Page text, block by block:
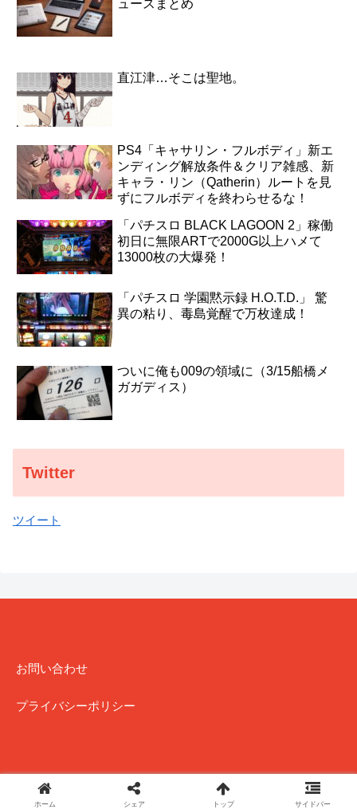
ュースまとめ
直江津…そこは聖地。
PS4「キャサリン・フルボディ」新エ
ンディング解放条件＆クリア雑感、新
キャラ・リン（Qatherin）ルートを見
ずにフルボディを終わらせるな！
「パチスロ BLACK LAGOON 2」稼働
初日に無限ARTで2000G以上ハメて
13000枚の大爆発！
「パチスロ 学園黙示録 H.O.T.D.」 驚
異の粘り、毒島覚醒で万枚達成！
ついに俺も009の領域に（3/15船橋メ
ガガディス）
Twitter
ツイート
お問い合わせ
プライバシーポリシー
Copyright (C) 2018-2022 J explore All Rights Reserved.
ホーム シェア トップ サイドバー